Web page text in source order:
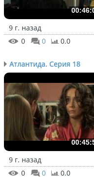
9 г. назад
0
0 0.0
Атлантида. Серия 18
9 г. назад
0
0 0.0